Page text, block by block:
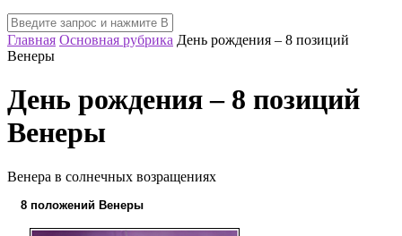
Главная Основная рубрика День рождения – 8 позиций
Венеры
День рождения – 8 позиций
Венеры
Венера в солнечных возращениях
8 положений Венеры